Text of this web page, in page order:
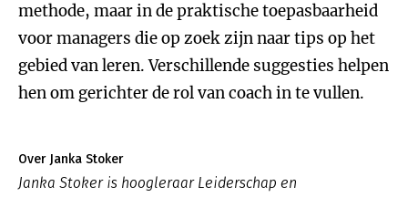
methode, maar in de praktische toepasbaarheid
voor managers die op zoek zijn naar tips op het
gebied van leren. Verschillende suggesties helpen
hen om gerichter de rol van coach in te vullen.
Over Janka Stoker
Janka Stoker is hoogleraar Leiderschap en